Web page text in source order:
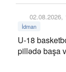
02.08.2026,
İdman
U-18
pillədə başa